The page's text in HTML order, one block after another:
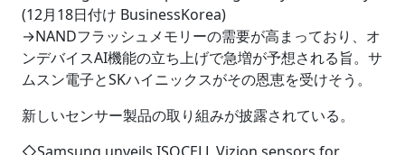
(12月18日付け BusinessKorea)
→NANDフラッシュメモリーの需要が高まっており、オ
ンデバイスAI機能の立ち上げで急増が予想される旨。サ
ムスン電子とSKハイニックスがその恩恵を受けそう。
新しいセンサー製品の取り組みが披露されている。